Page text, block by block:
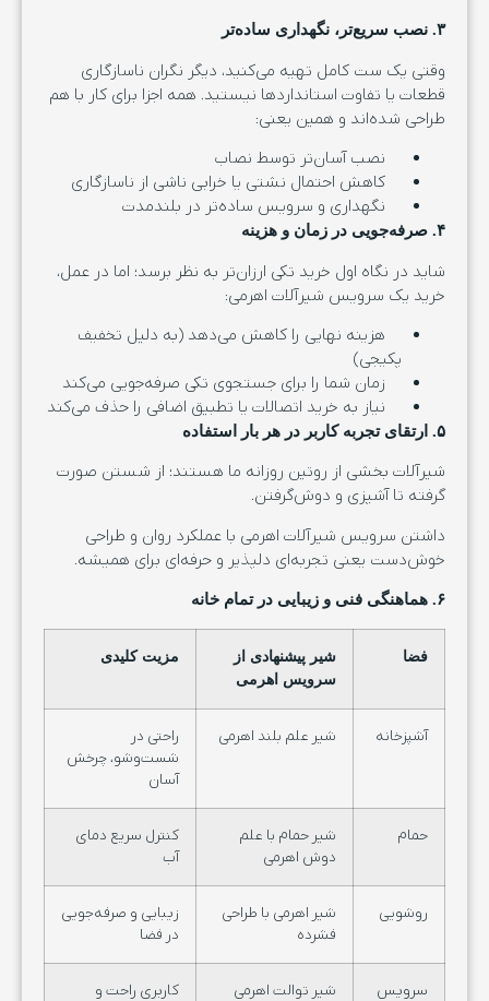
۳. نصب سریع‌تر، نگهداری ساده‌تر
وقتی یک ست کامل تهیه می‌کنید، دیگر نگران ناسازگاری
قطعات یا تفاوت استانداردها نیستید. همه اجزا برای کار با هم
طراحی شده‌اند و همین یعنی:
نصب آسان‌تر توسط نصاب
کاهش احتمال نشتی یا خرابی ناشی از ناسازگاری
نگهداری و سرویس ساده‌تر در بلندمدت
۴. صرفه‌جویی در زمان و هزینه
شاید در نگاه اول خرید تکی ارزان‌تر به نظر برسد؛ اما در عمل،
خرید یک سرویس شیرآلات اهرمی:
هزینه نهایی را کاهش می‌دهد (به دلیل تخفیف
پکیجی)
زمان شما را برای جستجوی تکی صرفه‌جویی می‌کند
نیاز به خرید اتصالات یا تطبیق اضافی را حذف می‌کند
۵. ارتقای تجربه کاربر در هر بار استفاده
شیرآلات بخشی از روتین روزانه ما هستند؛ از شستن صورت‌
گرفته تا آشپزی و دوش‌گرفتن.
داشتن سرویس شیرآلات اهرمی با عملکرد روان و طراحی
خوش‌دست یعنی تجربه‌ای دلپذیر و حرفه‌ای برای همیشه.
۶. هماهنگی فنی و زیبایی در تمام خانه
فضا
شیر پیشنهادی از
سرویس اهرمی
مزیت کلیدی
آشپزخانه شیر علم بلند اهرمی
راحتی در
شست‌وشو، چرخش
آسان
حمام
شیر حمام با علم
دوش اهرمی
کنترل سریع دمای
آب
روشویی
شیر اهرمی با طراحی
فشرده
زیبایی و صرفه‌جویی
در فضا
سرویس
شیر توالت اهرمی
کاربری راحت و